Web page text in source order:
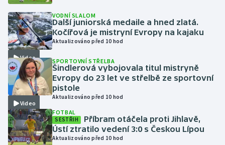
Krasobruslení
Lezení
Lyže a snowboard
Moderní pětiboj
Motorsport
Olympijské hry
Video
VODNÍ SLALOM
Další juniorská medaile a hned zlatá.
Kočířová je mistryní Evropy na kajaku
Aktualizováno před 10 hod
Video
SPORTOVNÍ STŘELBA
Šindlerová vybojovala titul mistryně
Evropy do 23 let ve střelbě ze sportovní
pistole
Aktualizováno před 10 hod
FOTBAL
SESTŘIH
Příbram otáčela proti Jihlavě,
Ústí ztratilo vedení 3:0 s Českou Lípou
Aktualizováno před 10 hod